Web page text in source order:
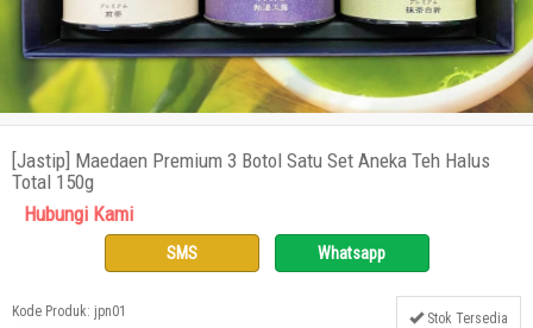
[Jastip] Maedaen Premium 3 Botol Satu Set Aneka Teh Halus
Total 150g
Hubungi Kami
SMS Whatsapp
Kode Produk: jpn01 Stok Tersedia